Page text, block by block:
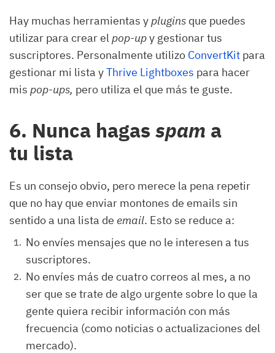
Hay muchas herramientas yplugins que puedes
utilizar para crear elpop-upy gestionar tus
suscriptores. Personalmente utilizo ConvertKit para
gestionar mi lista yThrive Lightboxes para hacer
mis pop-ups, pero utiliza el que más te guste.
6. Nunca hagas spam a
tu lista
Es un consejo obvio, pero merece la pena repetir
que no hay que enviar montones de emails sin
sentido a una lista de email. Esto se reduce a:
No envíes mensajes que no le interesen a tus
suscriptores.
No envíes más de cuatro correos al mes, a no
ser que se trate de algo urgente sobre lo que la
gente quiera recibir información con más
frecuencia (como noticias o actualizaciones del
mercado).